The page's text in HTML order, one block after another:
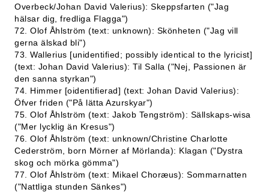
Overbeck/Johan David Valerius): Skeppsfarten ("Jag
hälsar dig, fredliga Flagga")
72. Olof Åhlström (text: unknown): Skönheten ("Jag vill
gerna älskad bli")
73. Wallerius [unidentified; possibly identical to the lyricist]
(text: Johan David Valerius): Til Salla ("Nej, Passionen är
den sanna styrkan")
74. Himmer [oidentifierad] (text: Johan David Valerius):
Öfver friden ("På lätta Azurskyar")
75. Olof Åhlström (text: Jakob Tengström): Sällskaps-wisa
("Mer lycklig än Kresus")
76. Olof Åhlström (text: unknown/Christine Charlotte
Cederström, born Mörner af Mörlanda): Klagan ("Dystra
skog och mörka gömma")
77. Olof Åhlström (text: Mikael Choræus): Sommarnatten
("Nattliga stunden Sänkes")